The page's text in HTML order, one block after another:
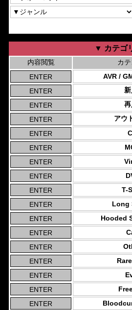
▼ カテゴ
内容閲覧 カ
AVR /
アウ
T-
Long
Hooded